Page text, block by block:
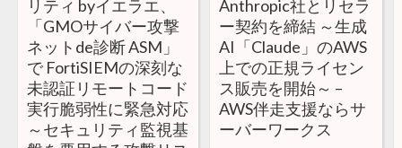
リティ byイエラエ、
「GMOサイバー攻撃
ネットde診断 ASM」
で FortiSIEMの深刻な
未認証リモートコード
実行脆弱性に緊急対応
～セキュリティ監視基
Anthropic社とリセラ
ー契約を締結 ～生成
AI「Claude」のAWS
上での正規ライセン
ス販売を開始～ –
AWS伴走支援ならサ
ーバーワークス